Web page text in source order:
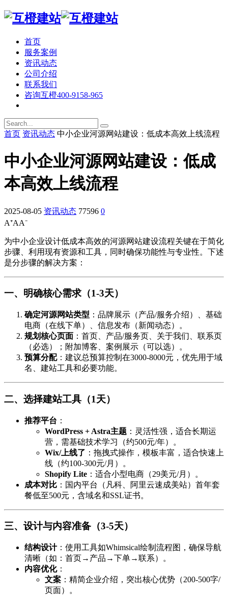
首页
服务案例
资讯动态
公司介绍
联系我们
咨询互橙400-9158-965
首页 资讯动态 中小企业河源网站建设：低成本高效上线流程
中小企业河源网站建设：低成
本高效上线流程
2025-08-05 资讯动态 77596 0
A⁺AA⁻
为中小企业设计低成本高效的河源网站建设流程关键在于简化
步骤、利用现有资源和工具，同时确保功能性与专业性。下述
是分步骤的解决方案：
一、明确核心需求（1-3天）
确定河源网站类型 ：品牌展示（产品/服务介绍）、基础
电商（在线下单）、信息发布（新闻动态）。
规划核心页面 ：首页、产品/服务页、关于我们、联系页
（必选）；附加博客、案例展示（可以选）。
预算分配：建议总预算控制在3000-8000元，优先用于域
名、建站工具和必要功能。
二、选择建站工具（1天）
推荐平台 ：
WordPress + Astra主题 ：灵活性强，适合长期运
营，需基础技术学习（约500元/年）。
Wix/上线了 ：拖拽式操作，模板丰富，适合快速上
线（约100-300元/月）。
Shopify Lite ：适合小型电商（29美元/月）。
成本对比 ：国内平台（凡科、阿里云速成美站）首年套
餐低至500元，含域名和SSL证书。
三、设计与内容准备（3-5天）
结构设计：使用工具如Whimsical绘制流程图，确保导航
清晰（如：首页→产品→下单→联系）。
内容优化：
文案 ：精简企业介绍，突出核心优势（200-500字/
页面）。